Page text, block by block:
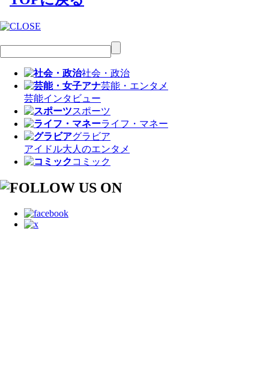
社会・政治
芸能・エンタメ
芸能インタビュー
スポーツ
ライフ・マネー
グラビア
アイドル大人のエンタメ
コミック